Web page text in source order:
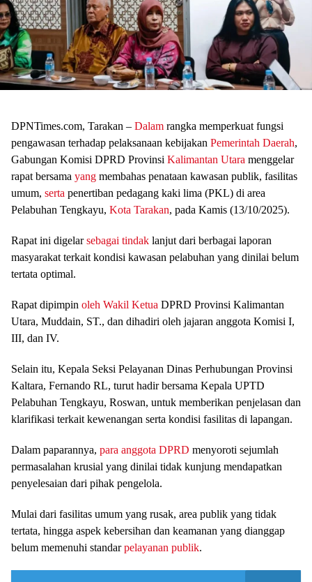
DPNTimes.com, Tarakan – Dalam rangka memperkuat fungsi
pengawasan terhadap pelaksanaan kebijakan Pemerintah Daerah,
Gabungan Komisi DPRD Provinsi Kalimantan Utara menggelar
rapat bersama yang membahas penataan kawasan publik, fasilitas
umum, serta penertiban pedagang kaki lima (PKL) di area
Pelabuhan Tengkayu, Kota Tarakan, pada Kamis (13/10/2025).
Rapat ini digelarsebagai tindak lanjut dari berbagai laporan
masyarakat terkait kondisi kawasan pelabuhan yang dinilai belum
tertata optimal.
Rapat dipimpin oleh Wakil Ketua DPRD Provinsi Kalimantan
Utara, Muddain, ST., dan dihadiri oleh jajaran anggota Komisi I,
III, dan IV.
Selain itu, Kepala Seksi Pelayanan Dinas Perhubungan Provinsi
Kaltara, Fernando RL, turut hadir bersama Kepala UPTD
Pelabuhan Tengkayu, Roswan, untuk memberikan penjelasan dan
klarifikasi terkait kewenangan serta kondisi fasilitas di lapangan.
Dalam paparannya, para anggota DPRD menyoroti sejumlah
permasalahan krusial yang dinilai tidak kunjung mendapatkan
penyelesaian dari pihak pengelola.
Mulai dari fasilitas umum yang rusak, area publik yang tidak
tertata, hingga aspek kebersihan dan keamanan yang dianggap
belum memenuhi standarpelayanan publik.